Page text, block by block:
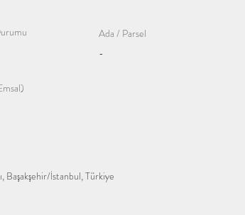
Ada / Parsel
-
Başakşehir/İstanbul, Türkiye